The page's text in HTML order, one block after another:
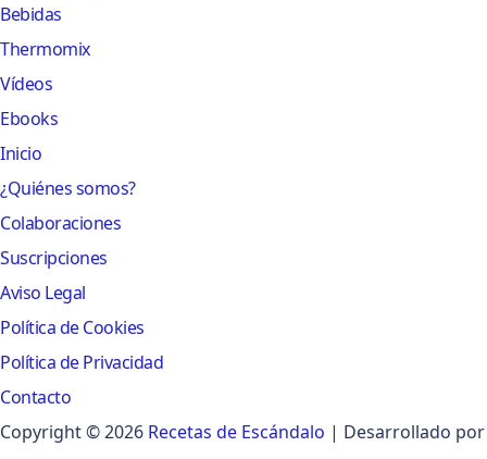
Bebidas
Thermomix
Vídeos
Ebooks
Inicio
¿Quiénes somos?
Colaboraciones
Suscripciones
Aviso Legal
Política de Cookies
Política de Privacidad
Contacto
Copyright © 2026 Recetas de Escándalo | Desarrollado por